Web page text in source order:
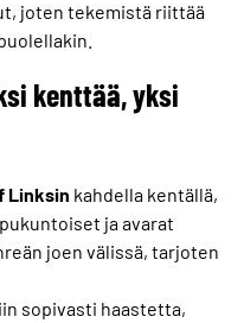
joten tekemistä riittää
kenttää, yksi
Linksin kahdella kentällä,
ja avarat
joen välissä, tarjoten
sopivasti haastetta,